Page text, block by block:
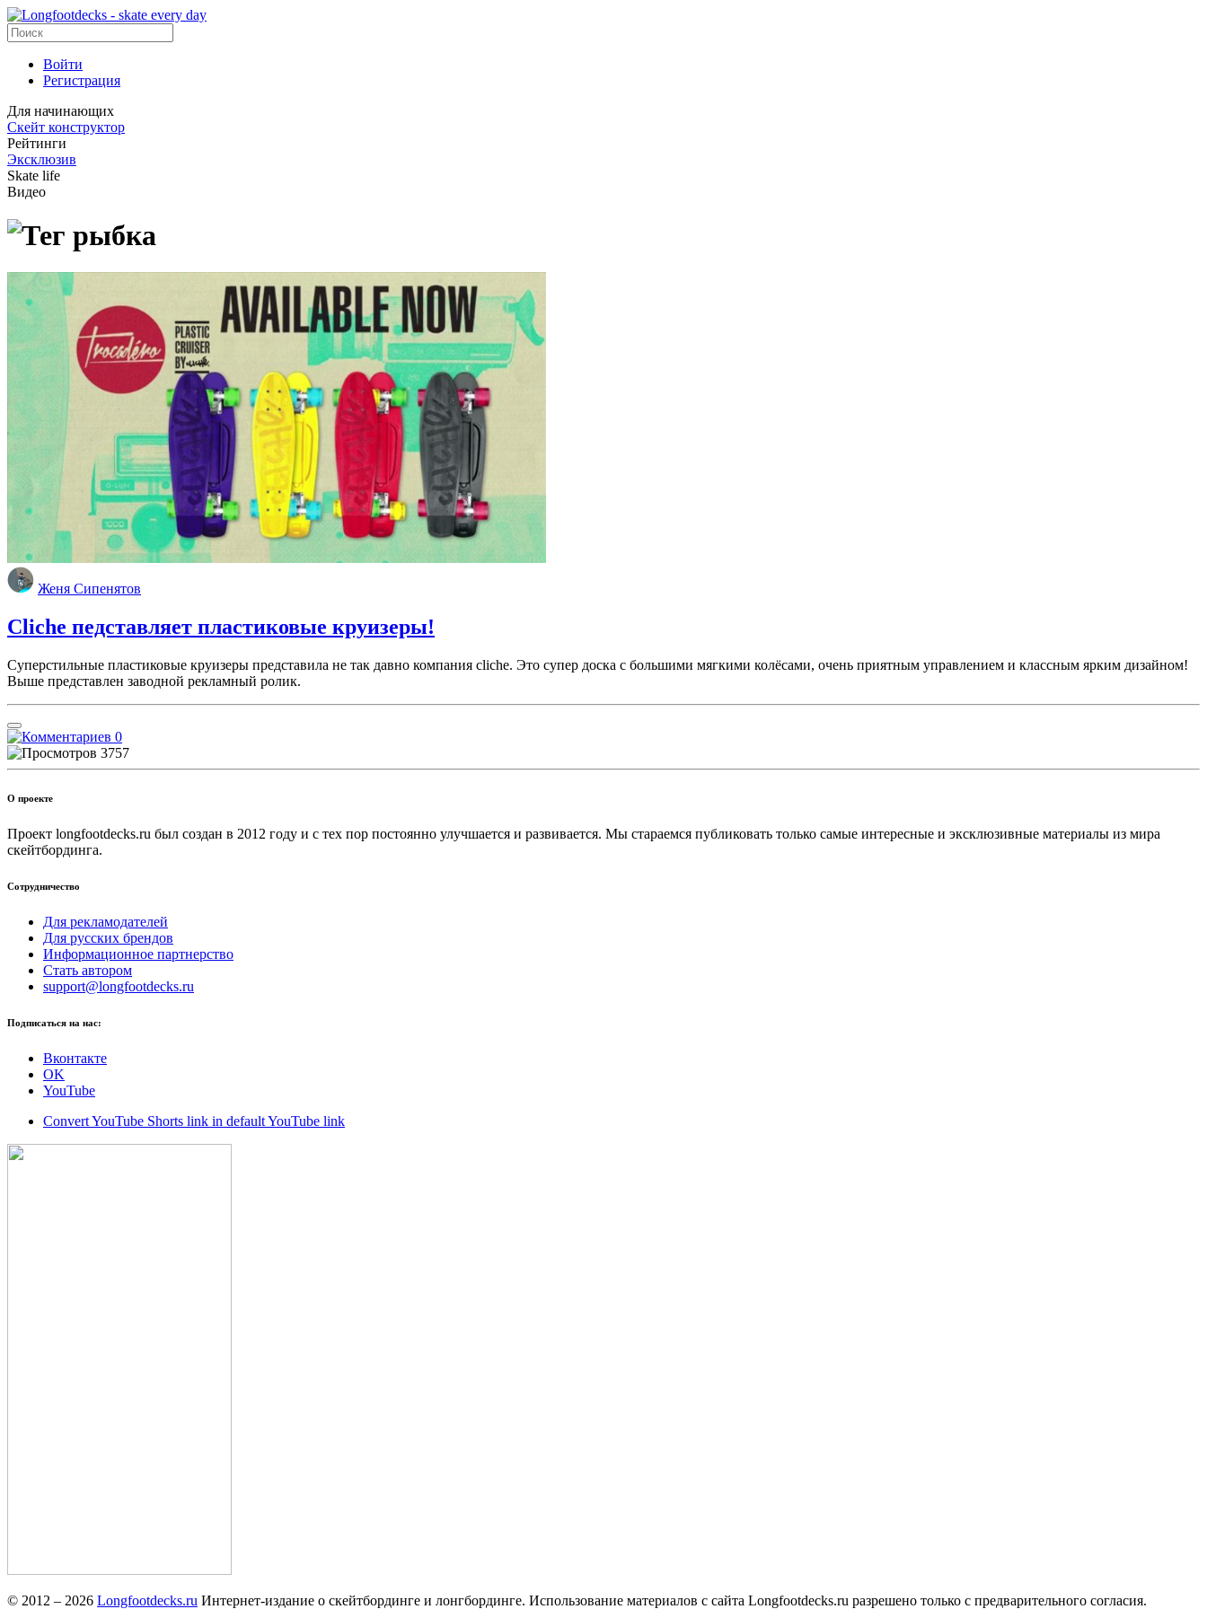
Войти
Регистрация
Для начинающих
Скейт конструктор
Рейтинги
Эксклюзив
Skate life
Видео
рыбка
Женя Сипенятов
Сliche педставляет пластиковые круизеры!
Суперстильные пластиковые круизеры представила не так давно компания cliche. Это супер доска с большими мягкими колёсами, очень приятным управлением и классным ярким дизайном!
Выше представлен заводной рекламный ролик.
0
3757
О проекте
Проект longfootdecks.ru был создан в 2012 году и с тех пор постоянно улучшается и развивается. Мы стараемся публиковать только самые интересные и эксклюзивные материалы из мира
скейтбординга.
Сотрудничество
Для рекламодателей
Для русских брендов
Информационное партнерство
Стать автором
support@longfootdecks.ru
Подписаться на нас:
Вконтакте
OK
YouTube
Convert YouTube Shorts link in default YouTube link
© 2012 – 2026 Longfootdecks.ru Интернет-издание о скейтбординге и лонгбординге. Использование материалов с сайта Longfootdecks.ru разрешено только с предварительного согласия.